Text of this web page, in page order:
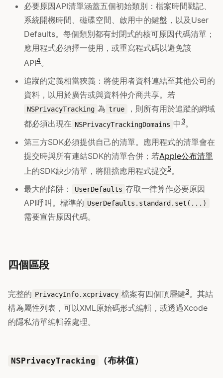
必要原因API清單涵蓋五個初始類別：檔案時間戳記、
系統開機時間、磁碟空間、啟用中的鍵盤，以及User
Defaults。每個類別都有封閉式的核可原因代碼清單；
應用程式必須擇一使用，或重寫程式碼以避免該
API4。
追蹤的定義相當狹義：將使用者資料連結至其他公司的
資料，以用於廣告或與資料仲介商共享。若
NSPrivacyTracking 為 true
，則所有用於追蹤的網域
都必須出現在 NSPrivacyTrackingDomains 中3。
第三方SDK必須提供自己的清單。應用程式的清單會在
提交時與所有連結SDK的清單合併；若Apple公布清單
上的SDK缺少清單，將阻擋應用程式提交5。
最大的陷阱：
UserDefaults 存取一律算作必要原因
API呼叫。標準的 UserDefaults.standard.set(...)
需要宣告原因代碼。
四個區段
完整的 PrivacyInfo.xcprivacy 檔案有四個頂層鍵3。其結
構為屬性列表，可以XML原始碼形式編輯，或透過Xcode
的隱私清單編輯器處理。
NSPrivacyTracking （布林值）